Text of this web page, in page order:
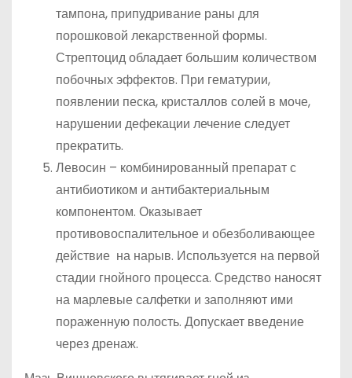
тампона, припудривание раны для
порошковой лекарственной формы.
Стрептоцид обладает большим количеством
побочных эффектов. При гематурии,
появлении песка, кристаллов солей в моче,
нарушении дефекации лечение следует
прекратить.
Левосин – комбинированный препарат с
антибиотиком и антибактериальным
компонентом. Оказывает
противовоспалительное и обезболивающее
действие на нарыв. Используется на первой
стадии гнойного процесса. Средство наносят
на марлевые салфетки и заполняют ими
пораженную полость. Допускает введение
через дренаж.